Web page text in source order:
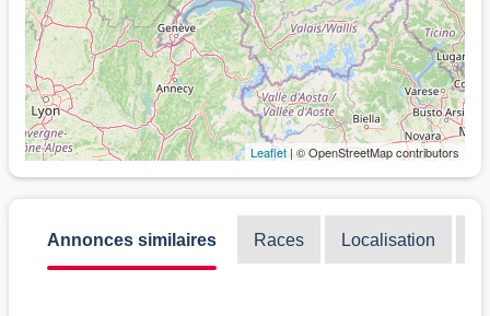
Leaflet | © OpenStreetMap contributors
Annonces similaires Races Localisation